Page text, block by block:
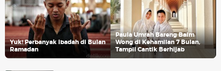
Yuk! Perbanyak Ibadah di Bulan
Ramadan
Paula Umrah Bareng Baim
Wong di Kehamilan 7 Bulan,
Tampil Cantik Berhijab